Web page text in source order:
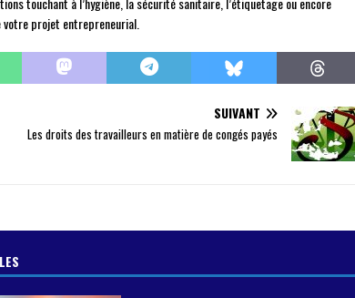
votre projet entrepreneurial.
SUIVANT
Les droits des travailleurs en matière de congés payés